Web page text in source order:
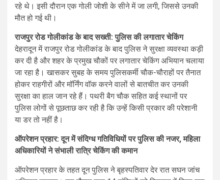
रहे थे। इसी दौरान एक गोली जोशी के सीने में जा लगी, जिससे उनकी
मौत हो गई थी।
राजपुर रोड गोलीकांड के बाद सख्ती: पुलिस की लगातार चेकिंग
देहरादून में राजपुर रोड गोलीकांड के बाद पुलिस ने सुरक्षा व्यवस्था कड़ी
कर दी है और शहर के प्रमुख चौकों पर लगातार चेकिंग अभियान चलाया
जा रहा है। खासकर सुबह के समय पुलिसकर्मी चौक-चौराहों पर तैनात
होकर राहगीरों और मॉर्निंग वॉक करने वालों से बातचीत कर उनकी
सुरक्षा का हाल जान रहे हैं। पथरी बैग चौक सहित कई स्थानों पर
पुलिस लोगों से पूछताछ कर रही है कि उन्हें किसी प्रकार की परेशानी
या डर तो नहीं है।
ऑपरेशन प्रहार: दून में संदिग्ध गतिविधियों पर पुलिस की नजर, महिला
अधिकारियों ने संभाली रात्रि चेकिंग की कमान
ऑपरेशन प्रहार के तहत दून पुलिस ने बृहस्पतिवार देर रात सघन जांच